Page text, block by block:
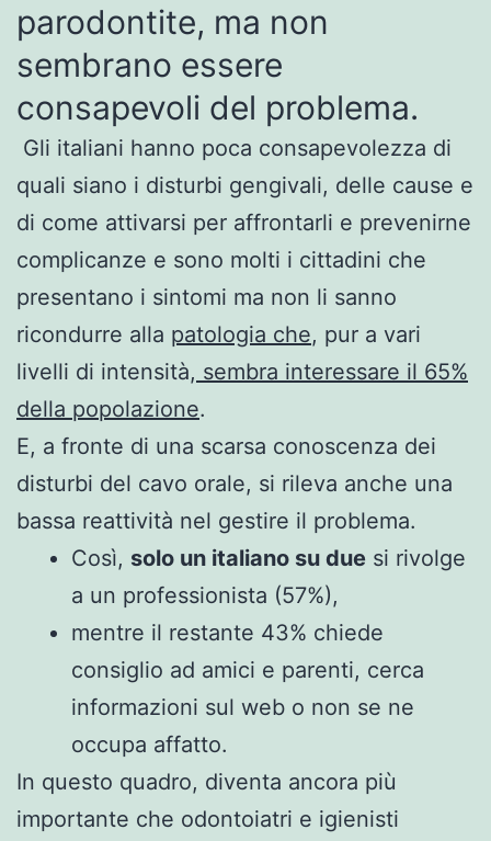
parodontite, ma non
sembrano essere
consapevoli del problema.
Gli italiani hanno poca consapevolezza di
quali siano i disturbi gengivali, delle cause e
di come attivarsi per affrontarli e prevenirne
complicanze e sono molti i cittadini che
presentano i sintomi ma non li sanno
ricondurre alla patologia che, pur a vari
livelli di intensità, sembra interessare il 65%
della popolazione.
E, a fronte di una scarsa conoscenza dei
disturbi del cavo orale, si rileva anche una
bassa reattività nel gestire il problema.
Così, solo un italiano su due si rivolge
a un professionista (57%),
mentre il restante 43% chiede
consiglio ad amici e parenti, cerca
informazioni sul web o non se ne
occupa affatto.
In questo quadro, diventa ancora più
importante che odontoiatri e igienisti